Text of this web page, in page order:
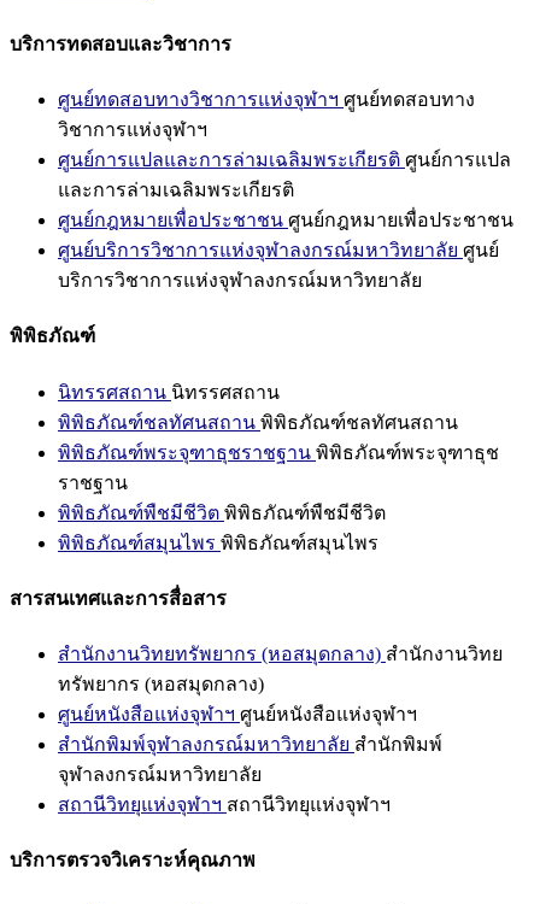
บริการทดสอบและวิชาการ
ศูนย์ทดสอบทางวิชาการแห่งจุฬาฯ ศูนย์ทดสอบทาง
วิชาการแห่งจุฬาฯ
ศูนย์การแปลและการล่ามเฉลิมพระเกียรติ ศูนย์การแปล
และการล่ามเฉลิมพระเกียรติ
ศูนย์กฎหมายเพื่อประชาชน ศูนย์กฎหมายเพื่อประชาชน
ศูนย์บริการวิชาการแห่งจุฬาลงกรณ์มหาวิทยาลัย ศูนย์
บริการวิชาการแห่งจุฬาลงกรณ์มหาวิทยาลัย
พิพิธภัณฑ์
นิทรรศสถาน นิทรรศสถาน
พิพิธภัณฑ์ชลทัศนสถาน พิพิธภัณฑ์ชลทัศนสถาน
พิพิธภัณฑ์พระจุฑาธุชราชฐาน พิพิธภัณฑ์พระจุฑาธุช
ราชฐาน
พิพิธภัณฑ์พืชมีชีวิต พิพิธภัณฑ์พืชมีชีวิต
พิพิธภัณฑ์สมุนไพร พิพิธภัณฑ์สมุนไพร
สารสนเทศและการสื่อสาร
สำนักงานวิทยทรัพยากร (หอสมุดกลาง) สำนักงานวิทย
ทรัพยากร (หอสมุดกลาง)
ศูนย์หนังสือแห่งจุฬาฯ ศูนย์หนังสือแห่งจุฬาฯ
สำนักพิมพ์จุฬาลงกรณ์มหาวิทยาลัย สำนักพิมพ์
จุฬาลงกรณ์มหาวิทยาลัย
สถานีวิทยุแห่งจุฬาฯ สถานีวิทยุแห่งจุฬาฯ
บริการตรวจวิเคราะห์คุณภาพ